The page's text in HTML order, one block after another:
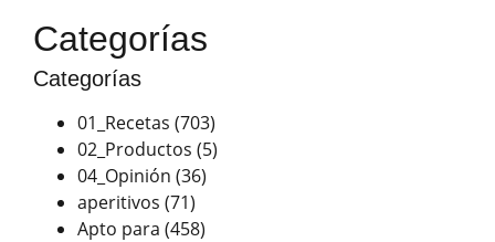
Categorías
Categorías
01_Recetas (703)
02_Productos (5)
04_Opinión (36)
aperitivos (71)
Apto para (458)